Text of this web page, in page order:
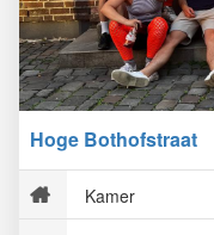
Hoge Bothofstraat
Kamer